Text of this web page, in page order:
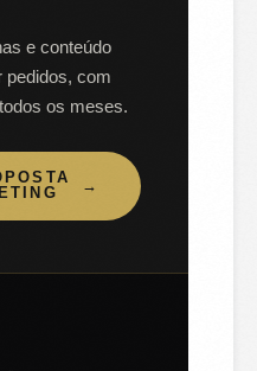
e conteúdo
pedidos, com
os meses.
→